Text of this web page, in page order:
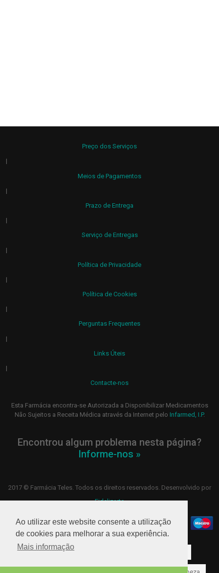
Ao utilizar este website consente a utilização
de cookies para melhorar a sua experiência.
Mais informação
Preço dos Serviços
|
Meios de Pagamentos
|
Prazo de Entrega
|
Serviço de Entregas
|
Política de Privacidade
|
Política de Cookies
|
Perguntas Frequentes
|
Links Úteis
|
Contacte-nos
Esta Farmácia encontra-se Autorizada a Disponibilizar Medicamentos
Não Sujeitos a Receita Médica através da Internet pelo Infarmed, I.P.
Encontrou algum problema nesta página?
Informe-nos »
2017 © Farmácia Teles. Todos os direitos reservados. Desenvolvido por
Fidelizarte
Higiene oral